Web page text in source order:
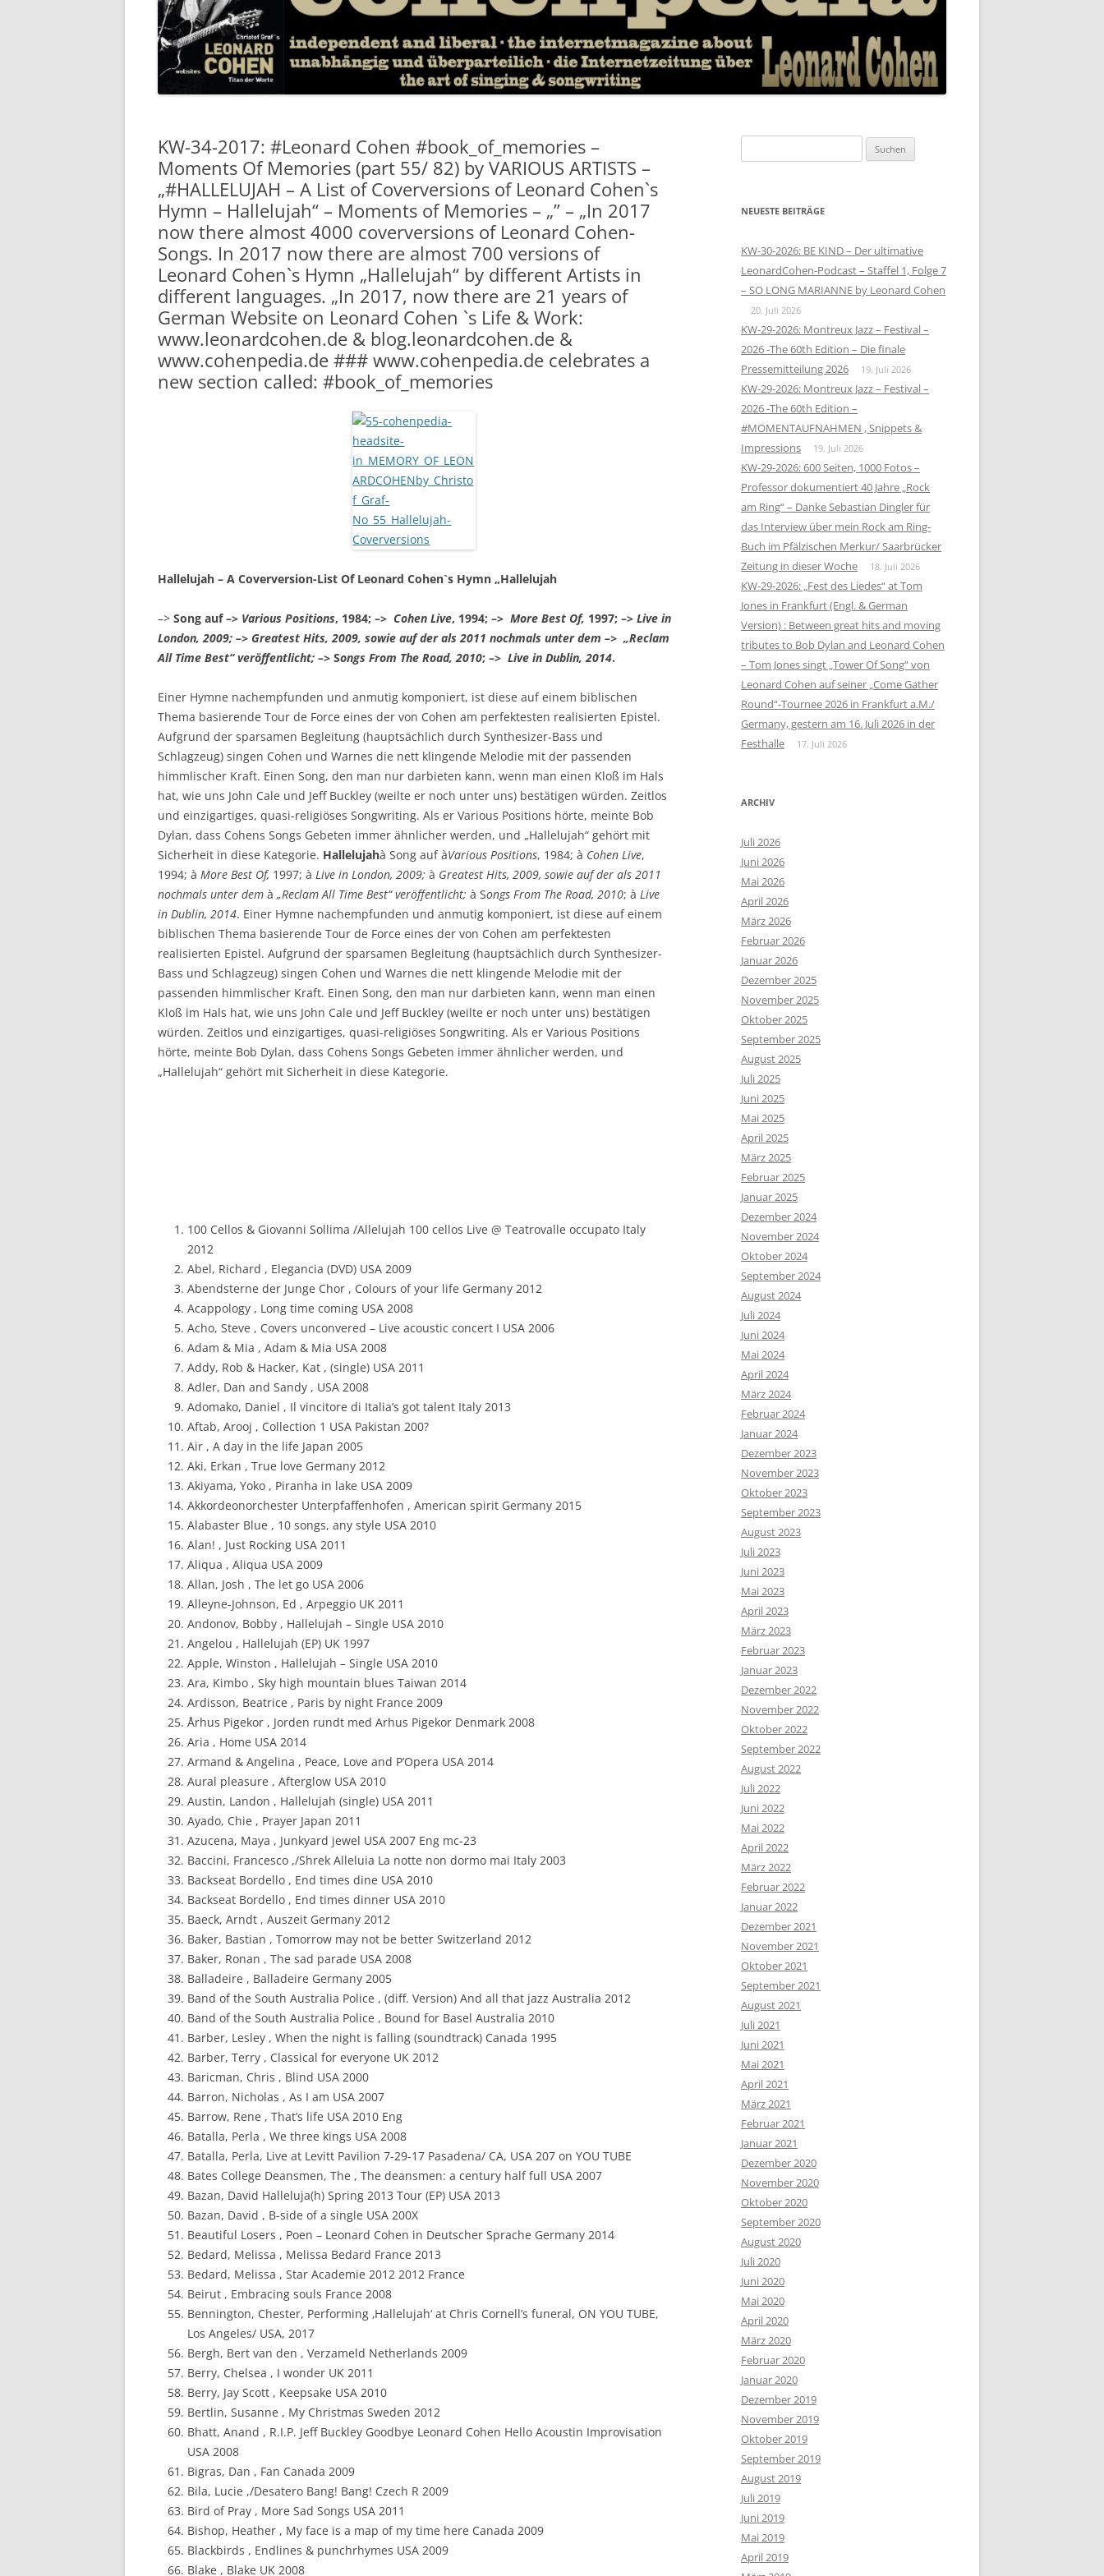
KW-34-2017: #Leonard Cohen #book_of_memories –
Moments Of Memories (part 55/ 82) by VARIOUS ARTISTS –
„#HALLELUJAH – A List of Coverversions of Leonard Cohen`s
Hymn – Hallelujah“ – Moments of Memories – „” – „In 2017
now there almost 4000 coverversions of Leonard Cohen-
Songs. In 2017 now there are almost 700 versions of
Leonard Cohen`s Hymn „Hallelujah“ by different Artists in
different languages. „In 2017, now there are 21 years of
German Website on Leonard Cohen `s Life & Work:
www.leonardcohen.de & blog.leonardcohen.de &
www.cohenpedia.de ### www.cohenpedia.de celebrates a
new section called: #book_of_memories
Hallelujah – A Coverversion-List Of Leonard Cohen`s Hymn „Hallelujah
–> Song auf –> Various Positions, 1984; –> Cohen Live, 1994; –> More Best Of, 1997; –> Live in
London, 2009; –> Greatest Hits, 2009, sowie auf der als 2011 nochmals unter dem –> „Reclam
All Time Best“ veröffentlicht; –> Songs From The Road, 2010; –> Live in Dublin, 2014.
Einer Hymne nachempfunden und anmutig komponiert, ist diese auf einem biblischen
Thema basierende Tour de Force eines der von Cohen am perfektesten realisierten Epistel.
Aufgrund der sparsamen Begleitung (hauptsächlich durch Synthesizer-Bass und
Schlagzeug) singen Cohen und Warnes die nett klingende Melodie mit der passenden
himmlischer Kraft. Einen Song, den man nur darbieten kann, wenn man einen Kloß im Hals
hat, wie uns John Cale und Jeff Buckley (weilte er noch unter uns) bestätigen würden. Zeitlos
und einzigartiges, quasi-religiöses Songwriting. Als er Various Positions hörte, meinte Bob
Dylan, dass Cohens Songs Gebeten immer ähnlicher werden, und „Hallelujah“ gehört mit
Sicherheit in diese Kategorie. Hallelujahà Song auf àVarious Positions, 1984; à Cohen Live,
1994; à More Best Of, 1997; à Live in London, 2009; à Greatest Hits, 2009, sowie auf der als 2011
nochmals unter dem à „Reclam All Time Best“ veröffentlicht; à Songs From The Road, 2010; à Live
in Dublin, 2014. Einer Hymne nachempfunden und anmutig komponiert, ist diese auf einem
biblischen Thema basierende Tour de Force eines der von Cohen am perfektesten
realisierten Epistel. Aufgrund der sparsamen Begleitung (hauptsächlich durch Synthesizer-
Bass und Schlagzeug) singen Cohen und Warnes die nett klingende Melodie mit der
passenden himmlischer Kraft. Einen Song, den man nur darbieten kann, wenn man einen
Kloß im Hals hat, wie uns John Cale und Jeff Buckley (weilte er noch unter uns) bestätigen
würden. Zeitlos und einzigartiges, quasi-religiöses Songwriting. Als er Various Positions
hörte, meinte Bob Dylan, dass Cohens Songs Gebeten immer ähnlicher werden, und
„Hallelujah“ gehört mit Sicherheit in diese Kategorie.
100 Cellos & Giovanni Sollima /Allelujah 100 cellos Live @ Teatrovalle occupato Italy
2012
Abel, Richard , Elegancia (DVD) USA 2009
Abendsterne der Junge Chor , Colours of your life Germany 2012
Acappology , Long time coming USA 2008
Acho, Steve , Covers unconvered – Live acoustic concert I USA 2006
Adam & Mia , Adam & Mia USA 2008
Addy, Rob & Hacker, Kat , (single) USA 2011
Adler, Dan and Sandy , USA 2008
Adomako, Daniel , Il vincitore di Italia’s got talent Italy 2013
Aftab, Arooj , Collection 1 USA Pakistan 200?
Air , A day in the life Japan 2005
Aki, Erkan , True love Germany 2012
Akiyama, Yoko , Piranha in lake USA 2009
Akkordeonorchester Unterpfaffenhofen , American spirit Germany 2015
Alabaster Blue , 10 songs, any style USA 2010
Alan! , Just Rocking USA 2011
Aliqua , Aliqua USA 2009
Allan, Josh , The let go USA 2006
Alleyne-Johnson, Ed , Arpeggio UK 2011
Andonov, Bobby , Hallelujah – Single USA 2010
Angelou , Hallelujah (EP) UK 1997
Apple, Winston , Hallelujah – Single USA 2010
Ara, Kimbo , Sky high mountain blues Taiwan 2014
Ardisson, Beatrice , Paris by night France 2009
Århus Pigekor , Jorden rundt med Arhus Pigekor Denmark 2008
Aria , Home USA 2014
Armand & Angelina , Peace, Love and P’Opera USA 2014
Aural pleasure , Afterglow USA 2010
Austin, Landon , Hallelujah (single) USA 2011
Ayado, Chie , Prayer Japan 2011
Azucena, Maya , Junkyard jewel USA 2007 Eng mc-23
Baccini, Francesco ,/Shrek Alleluia La notte non dormo mai Italy 2003
Backseat Bordello , End times dine USA 2010
Backseat Bordello , End times dinner USA 2010
Baeck, Arndt , Auszeit Germany 2012
Baker, Bastian , Tomorrow may not be better Switzerland 2012
Baker, Ronan , The sad parade USA 2008
Balladeire , Balladeire Germany 2005
Band of the South Australia Police , (diff. Version) And all that jazz Australia 2012
Band of the South Australia Police , Bound for Basel Australia 2010
Barber, Lesley , When the night is falling (soundtrack) Canada 1995
Barber, Terry , Classical for everyone UK 2012
Baricman, Chris , Blind USA 2000
Barron, Nicholas , As I am USA 2007
Barrow, Rene , That’s life USA 2010 Eng
Batalla, Perla , We three kings USA 2008
Batalla, Perla, Live at Levitt Pavilion 7-29-17 Pasadena/ CA, USA 207 on YOU TUBE
Bates College Deansmen, The , The deansmen: a century half full USA 2007
Bazan, David Halleluja(h) Spring 2013 Tour (EP) USA 2013
Bazan, David , B-side of a single USA 200X
Beautiful Losers , Poen – Leonard Cohen in Deutscher Sprache Germany 2014
Bedard, Melissa , Melissa Bedard France 2013
Bedard, Melissa , Star Academie 2012 2012 France
Beirut , Embracing souls France 2008
Bennington, Chester, Performing ‚Hallelujah‘ at Chris Cornell’s funeral, ON YOU TUBE,
Los Angeles/ USA, 2017
Bergh, Bert van den , Verzameld Netherlands 2009
Berry, Chelsea , I wonder UK 2011
Berry, Jay Scott , Keepsake USA 2010
Bertlin, Susanne , My Christmas Sweden 2012
Bhatt, Anand , R.I.P. Jeff Buckley Goodbye Leonard Cohen Hello Acoustin Improvisation
USA 2008
Bigras, Dan , Fan Canada 2009
Bila, Lucie ,/Desatero Bang! Bang! Czech R 2009
Bird of Pray , More Sad Songs USA 2011
Bishop, Heather , My face is a map of my time here Canada 2009
Blackbirds , Endlines & punchrhymes USA 2009
Blake , Blake UK 2008
nach:
NEUESTE BEITRÄGE
KW-30-2026: BE KIND – Der ultimative
LeonardCohen-Podcast – Staffel 1, Folge 7
– SO LONG MARIANNE by Leonard Cohen
20. Juli 2026
KW-29-2026: Montreux Jazz – Festival –
2026 -The 60th Edition – Die finale
Pressemitteilung 2026
19. Juli 2026
KW-29-2026: Montreux Jazz – Festival –
2026 -The 60th Edition –
#MOMENTAUFNAHMEN , Snippets &
Impressions
19. Juli 2026
KW-29-2026: 600 Seiten, 1000 Fotos –
Professor dokumentiert 40 Jahre „Rock
am Ring“ – Danke Sebastian Dingler für
das Interview über mein Rock am Ring-
Buch im Pfälzischen Merkur/ Saarbrücker
Zeitung in dieser Woche
18. Juli 2026
KW-29-2026: „Fest des Liedes“ at Tom
Jones in Frankfurt (Engl. & German
Version) : Between great hits and moving
tributes to Bob Dylan and Leonard Cohen
– Tom Jones singt „Tower Of Song“ von
Leonard Cohen auf seiner „Come Gather
Round“-Tournee 2026 in Frankfurt a.M./
Germany, gestern am 16. Juli 2026 in der
Festhalle
17. Juli 2026
ARCHIV
Juli 2026
Juni 2026
Mai 2026
April 2026
März 2026
Februar 2026
Januar 2026
Dezember 2025
November 2025
Oktober 2025
September 2025
August 2025
Juli 2025
Juni 2025
Mai 2025
April 2025
März 2025
Februar 2025
Januar 2025
Dezember 2024
November 2024
Oktober 2024
September 2024
August 2024
Juli 2024
Juni 2024
Mai 2024
April 2024
März 2024
Februar 2024
Januar 2024
Dezember 2023
November 2023
Oktober 2023
September 2023
August 2023
Juli 2023
Juni 2023
Mai 2023
April 2023
März 2023
Februar 2023
Januar 2023
Dezember 2022
November 2022
Oktober 2022
September 2022
August 2022
Juli 2022
Juni 2022
Mai 2022
April 2022
März 2022
Februar 2022
Januar 2022
Dezember 2021
November 2021
Oktober 2021
September 2021
August 2021
Juli 2021
Juni 2021
Mai 2021
April 2021
März 2021
Februar 2021
Januar 2021
Dezember 2020
November 2020
Oktober 2020
September 2020
August 2020
Juli 2020
Juni 2020
Mai 2020
April 2020
März 2020
Februar 2020
Januar 2020
Dezember 2019
November 2019
Oktober 2019
September 2019
August 2019
Juli 2019
Juni 2019
Mai 2019
April 2019